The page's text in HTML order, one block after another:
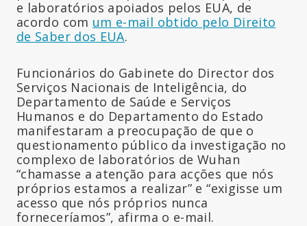
e laboratórios apoiados pelos EUA, de
acordo com um e-mail obtido pelo Direito
de Saber dos EUA.
Funcionários do Gabinete do Director dos
Serviços Nacionais de Inteligência, do
Departamento de Saúde e Serviços
Humanos e do Departamento do Estado
manifestaram a preocupação de que o
questionamento público da investigação no
complexo de laboratórios de Wuhan
“chamasse a atenção para acções que nós
próprios estamos a realizar” e “exigisse um
acesso que nós próprios nunca
forneceríamos”, afirma o e-mail.